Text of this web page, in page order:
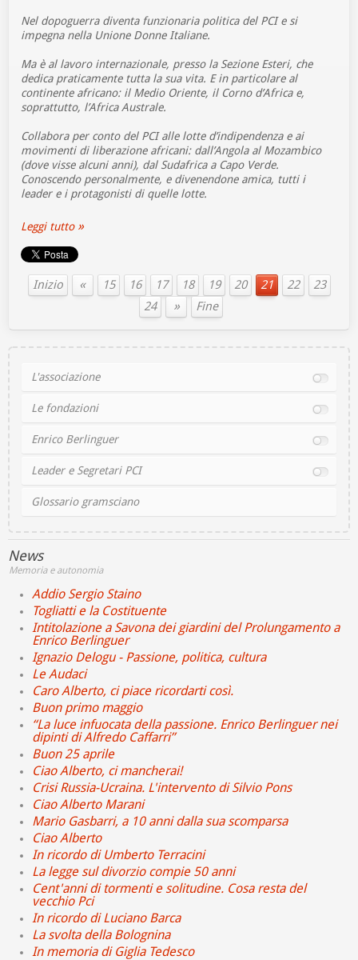
Nel dopoguerra diventa funzionaria politica del PCI e si
impegna nella Unione Donne Italiane.
Ma è al lavoro internazionale, presso la Sezione Esteri, che
dedica praticamente tutta la sua vita. E in particolare al
continente africano: il Medio Oriente, il Corno d’Africa e,
soprattutto, l’Africa Australe.
Collabora per conto del PCI alle lotte d’indipendenza e ai
movimenti di liberazione africani: dall’Angola al Mozambico
(dove visse alcuni anni), dal Sudafrica a Capo Verde.
Conoscendo personalmente, e divenendone amica, tutti i
leader e i protagonisti di quelle lotte.
Leggi tutto
Inizio « 15 16 17 18 19 20 21 22
23
24
» Fine
L'associazione
Le fondazioni
Enrico Berlinguer
Leader e Segretari PCI
Glossario gramsciano
News
Memoria e autonomia
Addio Sergio Staino
Togliatti e la Costituente
Intitolazione a Savona dei giardini del Prolungamento a
Enrico Berlinguer
Ignazio Delogu - Passione, politica, cultura
Le Audaci
Caro Alberto, ci piace ricordarti così.
Buon primo maggio
“La luce infuocata della passione. Enrico Berlinguer nei
dipinti di Alfredo Caffarri”
Buon 25 aprile
Ciao Alberto, ci mancherai!
Crisi Russia-Ucraina. L'intervento di Silvio Pons
Ciao Alberto Marani
Mario Gasbarri, a 10 anni dalla sua scomparsa
Ciao Alberto
In ricordo di Umberto Terracini
La legge sul divorzio compie 50 anni
Cent'anni di tormenti e solitudine. Cosa resta del
vecchio Pci
In ricordo di Luciano Barca
La svolta della Bolognina
In memoria di Giglia Tedesco